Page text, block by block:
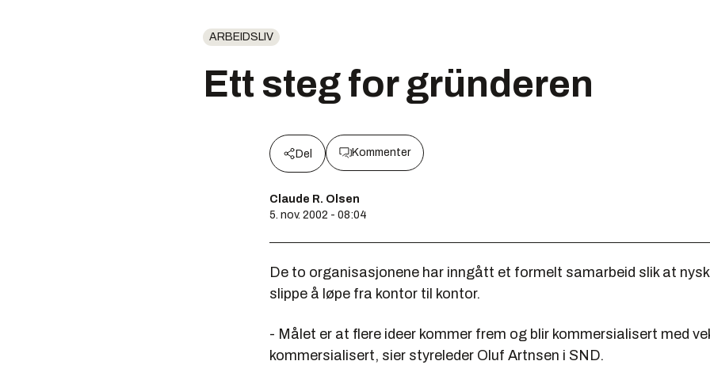
ARBEIDSLIV
Ett steg for gründeren
Del Kommenter
Claude R. Olsen
5. nov. 2002 - 08:04
De to organisasjonene har inngått et formelt samarbeid slik at
slippe å løpe fra kontor til kontor.
- Målet er at flere ideer kommer frem og blir kommersialisert med
kommersialisert, sier styreleder Oluf Artnsen i SND.